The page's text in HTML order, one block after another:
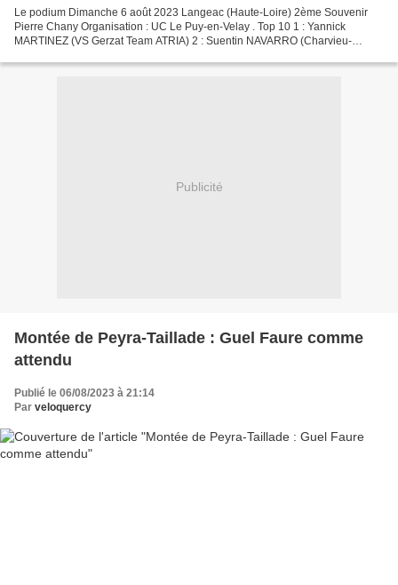
Le podium Dimanche 6 août 2023 Langeac (Haute-Loire) 2ème Souvenir
Pierre Chany Organisation : UC Le Puy-en-Velay . Top 10 1 : Yannick
MARTINEZ (VS Gerzat Team ATRIA) 2 : Suentin NAVARRO (Charvieu-
Publicité
Montée de Peyra-Taillade : Guel Faure comme
attendu
Publié le 06/08/2023 à 21:14
Par veloquercy